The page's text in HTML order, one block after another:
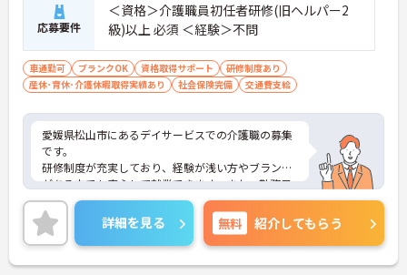
・介護スタッフと看護スタッフの比率が1対1で相談
しやすく、初任者研修や実務者研修からでも着実に
専門性を高められます
＜残業月7時間以下で身体の負担を軽減！＞
・常勤で働くスタッフの比率が90パーセント以上と
高く、急なシフト変更や無理な長時間勤務が発生し
にくい人員体制です
・訪問スケジュールに沿って施設内でのケアを行う
ため、月平均の残業時間は5時間から7時間程度とか
なり少なめに抑えられます
・夜勤明けの翌日は原則としてお休みとなるシフト
編成が組まれており、しっかりと休息を取りながら
長期的な就業が可能です
＜評価制度でキャリアアップ＞
・介護福祉士や初任者研修などの資格や実務経験、
応募要件
＜資格＞介護職員初任者研修(旧ヘルパー2
級)以上 必須 ＜経験＞不問
車通勤可 ブランクOK 資格取得サポート
研修制度あり
産休･育休･介護休暇取得実績あり
社会保険完備 交通費支給
愛媛県松山市にあるデイサービスでの介護職の募集
です。
研修制度が充実しており、経験が浅い方やブランク
がある方でも安心して就業できます。また、勤務日
数・勤務曜日が相談可能なので、ライフスタイルに
合わせて働くことができます。
ご興味のある方には、面接対策ポイントなど、さら
に詳細をお話しいたしますのでお気軽にご相談くだ
さい！
詳細を見る 無料 紹介してもらう